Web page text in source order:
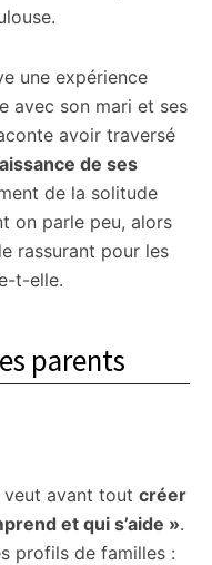
une expérience
avec son mari et ses
avoir traversé
de ses
de la solitude
on parle peu, alors
rassurant pour les
t-elle.
parents
veut avant tout créer
et qui s’aide ».
profils de familles :